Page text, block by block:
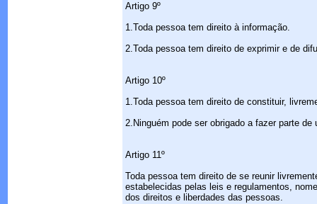
Artigo 9º
1.Toda pessoa tem direito à informação.
2.Toda pessoa tem direito de exprimir e de
Artigo 10º
1.Toda pessoa tem direito de constituir,
2.Ninguém pode ser obrigado a fazer parte
Artigo 11º
Toda pessoa tem direito de se reunir
estabelecidas pelas leis e regulamentos,
dos direitos e liberdades das pessoas.